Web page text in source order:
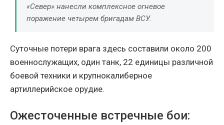
«Север» нанесли комплексное огневое
поражение четырем бригадам ВСУ.
Суточные потери врага здесь составили около 200
военнослужащих, один танк, 22 единицы различной
боевой техники и крупнокалиберное
артиллерийское орудие.
Ожесточенные встречные бои: